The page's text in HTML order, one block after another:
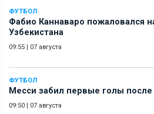
ФУТБОЛ
Фабио Каннаваро пожаловался
Узбекистана
09:55 | 07 августа
ФУТБОЛ
Месси забил первые голы
09:50 | 07 августа